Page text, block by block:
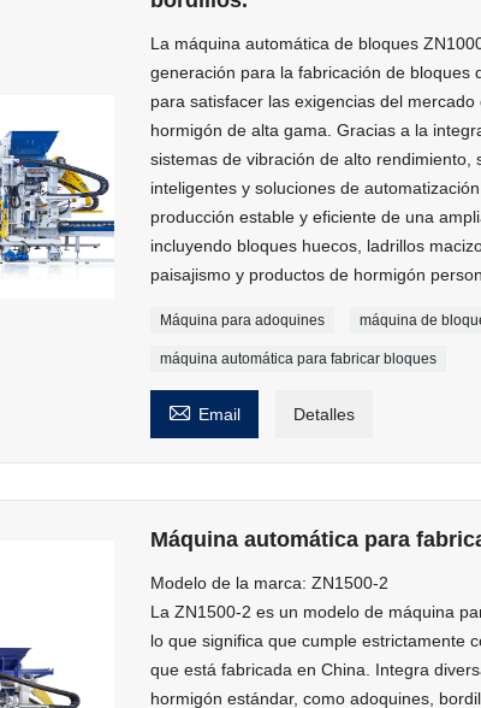
La máquina automática de bloques
generación para la fabricación de bloques
para satisfacer las exigencias del
hormigón de alta gama. Gracias a la
sistemas de vibración de alto rendimiento,
inteligentes y soluciones de
producción estable y eficiente de una
incluyendo bloques huecos, ladrillos
paisajismo y productos de hormigón
Máquina para adoquines máquina de
máquina automática para fabricar bloques
 Email Detalles
Máquina automática para
Modelo de la marca: ZN1500-2
La ZN1500-2 es un modelo de máquina
lo que significa que cumple estrictamente
que está fabricada en China. Integra
hormigón estándar, como adoquines,